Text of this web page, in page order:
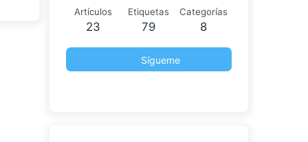
Artículos
23
Etiquetas
79
Categorías
8
Sígueme